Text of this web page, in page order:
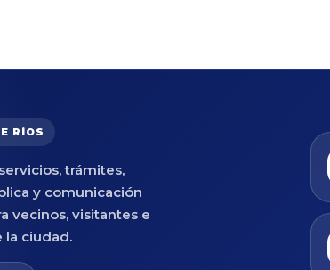
RÍOS
trámites,
y comunicación
vecinos, visitantes e
la ciudad.